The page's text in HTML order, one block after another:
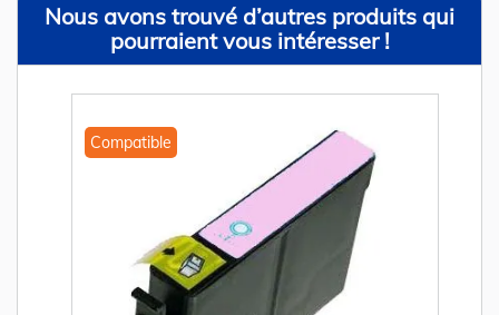
Nous avons trouvé d’autres produits qui
pourraient vous intéresser !
Compatible